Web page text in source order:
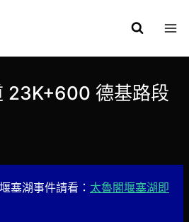
23K+600 德基路段
塞湖事件請看： 太魯閣堰塞湖即